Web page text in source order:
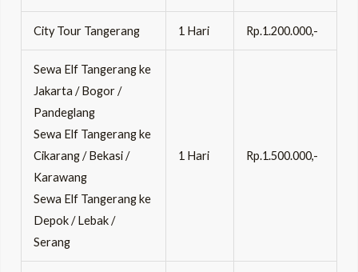
City Tour Tangerang 1 Hari Rp.1.200.000,-
Sewa Elf Tangerang ke
Jakarta / Bogor /
Pandeglang
Sewa Elf Tangerang ke
Cikarang / Bekasi /
Karawang
Sewa Elf Tangerang ke
Depok / Lebak /
Serang
1 Hari Rp.1.500.000,-